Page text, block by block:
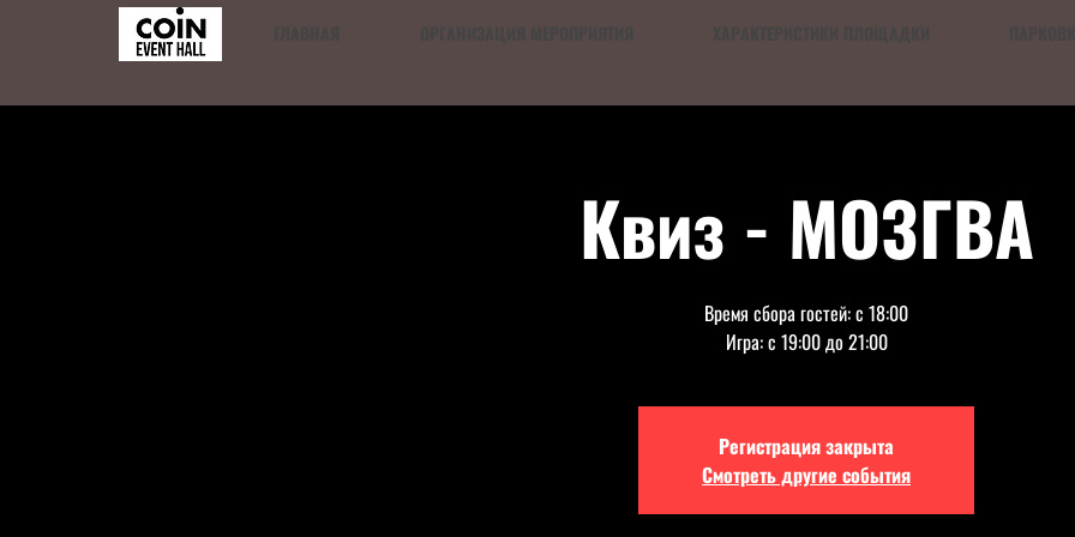
Квиз - МОЗГВА
Время сбора гостей: с 18:00
Игра: с 19:00 до 21:00
Регистрация закрыта
Смотреть другие события